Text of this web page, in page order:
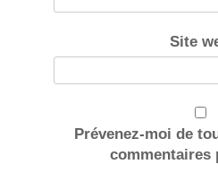
Site
Prévenez-moi de
commentaires